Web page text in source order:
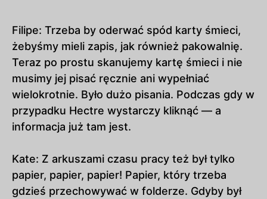
Filipe: Trzeba by oderwać spód karty śmieci,
żebyśmy mieli zapis, jak również pakowalnię.
Teraz po prostu skanujemy kartę śmieci i nie
musimy jej pisać ręcznie ani wypełniać
wielokrotnie. Było dużo pisania. Podczas gdy w
przypadku Hectre wystarczy kliknąć — a
informacja już tam jest.
Kate: Z arkuszami czasu pracy też był tylko
papier, papier, papier! Papier, który trzeba
gdzieś przechowywać w folderze. Gdyby był